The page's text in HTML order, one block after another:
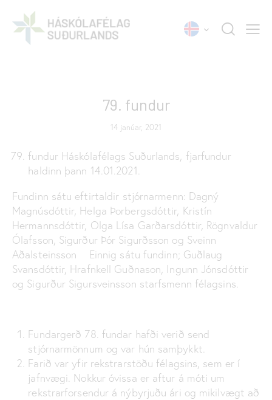
79. fundur
14 janúar, 2021
fundur Háskólafélags Suðurlands, fjarfundur
haldinn þann 14.01.2021.
Fundinn sátu eftirtaldir stjórnarmenn: Dagný
Magnúsdóttir, Helga Þorbergsdóttir, Kristín
Hermannsdóttir, Olga Lísa Garðarsdóttir, Rögnvaldur
Ólafsson, Sigurður Þór Sigurðsson og Sveinn
Aðalsteinsson Einnig sátu fundinn; Guðlaug
Svansdóttir, Hrafnkell Guðnason, Ingunn Jónsdóttir
og Sigurður Sigursveinsson starfsmenn félagsins.
Fundargerð 78. fundar hafði verið send
stjórnarmönnum og var hún samþykkt.
Farið var yfir rekstrarstöðu félagsins, sem er í
jafnvægi. Nokkur óvissa er aftur á móti um
rekstrarforsendur á nýbyrjuðu ári og mikilvægt að